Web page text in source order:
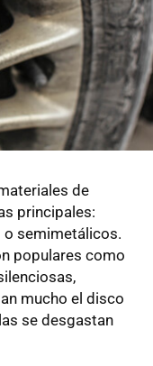
de
principales:
semimetálicos.
populares como
mucho el disco
se desgastan